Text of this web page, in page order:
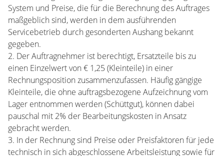
System und Preise, die für die Berechnung des Auftrages
maßgeblich sind, werden in dem ausführenden
Servicebetrieb durch gesonderten Aushang bekannt
gegeben.
2. Der Auftragnehmer ist berechtigt, Ersatzteile bis zu
einen Einzelwert von € 1,25 (Kleinteile) in einer
Rechnungsposition zusammenzufassen. Häufig gängige
Kleinteile, die ohne auftragsbezogene Aufzeichnung vom
Lager entnommen werden (Schüttgut), können dabei
pauschal mit 2% der Bearbeitungskosten in Ansatz
gebracht werden.
3. In der Rechnung sind Preise oder Preisfaktoren für jede
technisch in sich abgeschlossene Arbeitsleistung sowie für